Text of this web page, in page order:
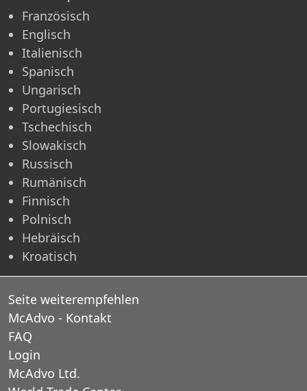
Französisch
Englisch
Italienisch
Spanisch
Ungarisch
Portugiesisch
Tschechisch
Slowakisch
Russisch
Rumänisch
Finnisch
Polnisch
Hebräisch
Kroatisch
Seite weiterempfehlen
McAdvo - Kontakt
FAQ
Login
McAdvo Ltd.